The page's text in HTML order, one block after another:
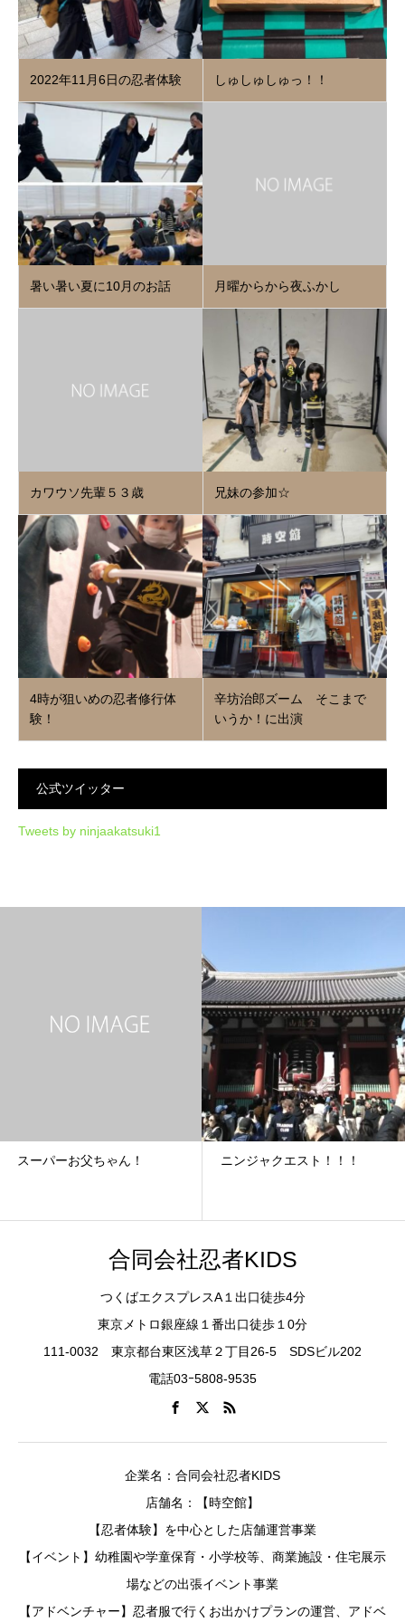
2022年11月6日の忍者体験 しゅしゅしゅっ！！
暑い暑い夏に10月のお話 月曜からから夜ふかし
カワウソ先輩５３歳 兄妹の参加☆
4時が狙いめの忍者修行体
験！
辛坊治郎ズーム そこまで
いうか！に出演
公式ツイッター
Tweets by ninjaakatsuki1
スーパーお父ちゃん！ ニンジャクエスト！！！
合同会社忍者KIDS
つくばエクスプレスA１出口徒歩4分
東京メトロ銀座線１番出口徒歩１0分
111-0032 東京都台東区浅草２丁目26-5 SDSビル202
電話03ｰ5808-9535
企業名：合同会社忍者KIDS
店舗名：【時空館】
【忍者体験】を中心とした店舗運営事業
【イベント】幼稚園や学童保育・小学校等、商業施設・住宅展示
場などの出張イベント事業
【アドベンチャー】忍者服で行くお出かけプランの運営、アドベ